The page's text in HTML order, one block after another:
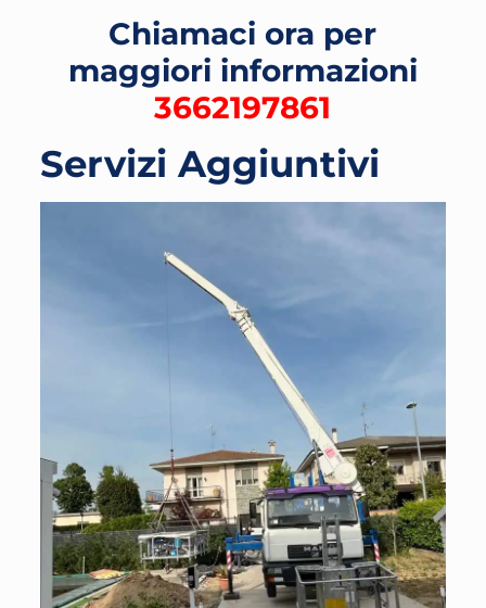
Chiamaci ora per
maggiori informazioni
3662197861
Servizi Aggiuntivi